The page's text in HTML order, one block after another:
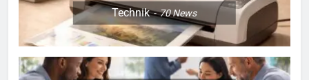
Technik 70News